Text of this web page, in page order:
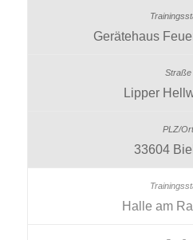
Gerätehaus
Lipper
33604
Halle am